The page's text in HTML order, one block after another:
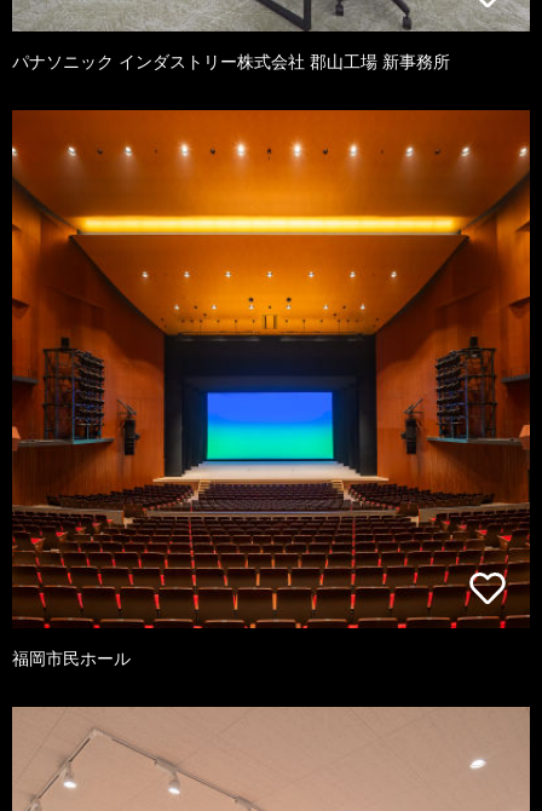
パナソニック インダストリー株式会社 郡山工場 新事務所
福岡市民ホール